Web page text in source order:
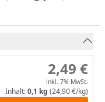
2,49 €
inkl. 7% MwSt.
Inhalt:0,1 kg (24,90 €/kg)